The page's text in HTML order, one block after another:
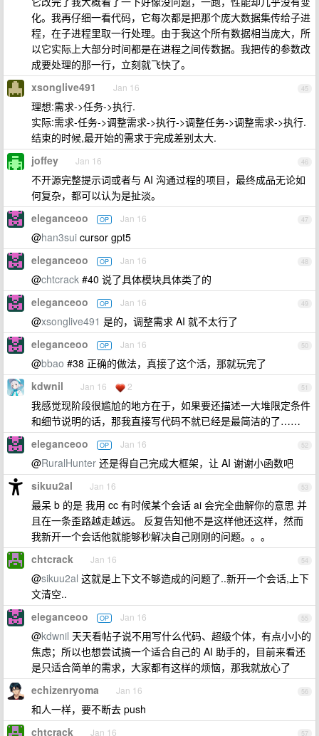
化。我再仔细一看代码，它每次都是把那个庞大数据集传给子进
程，在子进程里取一行处理。由于我这个所有数据相当庞大，所
以它实际上大部分时间都是在进程之间传数据。我把传的参数改
成要处理的那一行，立刻就飞快了。
45
xsonglive491 Jan 16
理想:需求->任务->执行.
实际:需求-任务->调整需求->执行->调整任务->调整需求->执行.
结束的时候,最开始的需求于完成差别太大.
46
joffey Jan 16
不开源完整提示词或者与 AI 沟通过程的项目，最终成品无论如
何复杂，都可以认为是扯淡。
47
eleganceoo OP Jan 16
@han3sui cursor gpt5
48
eleganceoo OP Jan 16
@chtcrack #40 说了具体模块具体类了的
49
eleganceoo OP Jan 16
@xsonglive491 是的，调整需求 AI 就不太行了
50
eleganceoo OP Jan 16
@bbao #38 正确的做法，真接了这个活，那就玩完了
51
kdwnil Jan 16 2
我感觉现阶段很尴尬的地方在于，如果要还描述一大堆限定条件
和细节说明的话，那我直接写代码不就已经是最简洁的了……
52
eleganceoo OP Jan 16
@RuralHunter 还是得自己完成大框架，让 AI 谢谢小函数吧
53
sikuu2al Jan 16
最呆 b 的是 我用 cc 有时候某个会话 ai 会完全曲解你的意思 并
且在一条歪路越走越远。 反复告知他不是这样他还这样，然而
我新开一个会话他就能够秒解决自己刚刚的问题。。。
54
chtcrack Jan 16
@sikuu2al 这就是上下文不够造成的问题了..新开一个会话,上下
文清空..
55
eleganceoo OP Jan 16
@kdwnil 天天看帖子说不用写什么代码、超级个体，有点小小的
焦虑；所以也想尝试搞一个适合自己的 AI 助手的，目前来看还
是只适合简单的需求，大家都有这样的烦恼，那我就放心了
56
echizenryoma Jan 16
和人一样，要不断去 push
57
chtcrack Jan 16